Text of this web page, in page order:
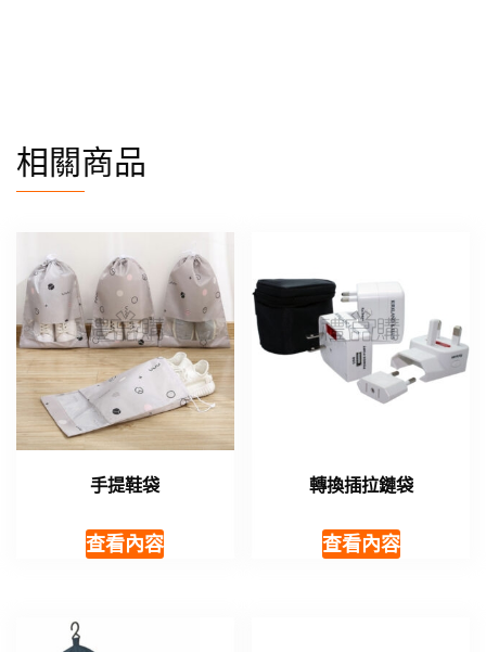
相關商品
手提鞋袋
查看內容
轉換插拉鏈袋
查看內容